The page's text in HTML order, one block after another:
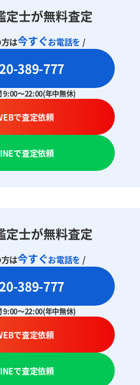
定士が無料査定
は今すぐお電話を /
389-777
9:00～22:00(年中無休)
で査定依頼
で査定依頼
定士が無料査定
は今すぐお電話を /
389-777
9:00～22:00(年中無休)
で査定依頼
で査定依頼